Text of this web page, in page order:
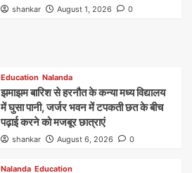
shankar August 1, 2026 0
Education Nalanda
झमाझम बारिश से हरनौत के कन्या मध्य विद्यालय
में घुसा पानी, जर्जर भवन में टपकती छत के बीच
पढ़ाई करने को मजबूर छात्राएं
shankar August 6, 2026 0
Nalanda Education